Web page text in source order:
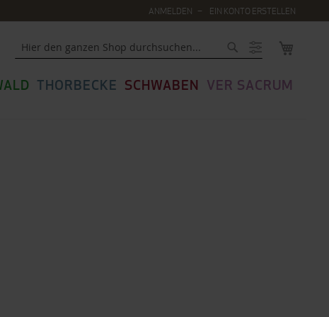
ANMELDEN EIN KONTO ERSTELLEN
THORBECKE SCHWABEN VER SACRUM